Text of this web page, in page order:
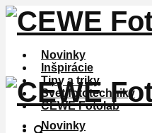
Novinky
Inšpirácie
Tipy a triky
Svet fototechniky
CEWE Fotolab
Novinky